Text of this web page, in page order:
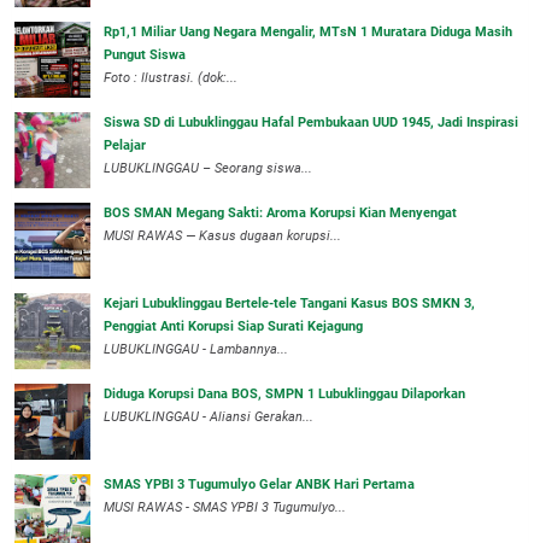
‎Rp1,1 Miliar Uang Negara Mengalir, MTsN 1 Muratara Diduga Masih
Pungut Siswa
Foto : Ilustrasi. (dok:...
Siswa SD di Lubuklinggau Hafal Pembukaan UUD 1945, Jadi Inspirasi
Pelajar
LUBUKLINGGAU – Seorang siswa...
BOS SMAN Megang Sakti: Aroma Korupsi Kian Menyengat
MUSI RAWAS — Kasus dugaan korupsi...
Kejari Lubuklinggau Bertele-tele Tangani Kasus BOS SMKN 3,
Penggiat Anti Korupsi Siap Surati Kejagung
LUBUKLINGGAU - Lambannya...
Diduga Korupsi Dana BOS, SMPN 1 Lubuklinggau Dilaporkan
LUBUKLINGGAU - Aliansi Gerakan...
SMAS YPBI 3 Tugumulyo Gelar ANBK Hari Pertama
MUSI RAWAS - SMAS YPBI 3 Tugumulyo...